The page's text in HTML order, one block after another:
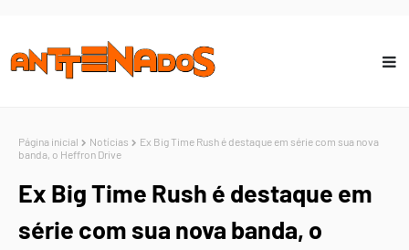
Página inicial Notícias
Ex Big Time Rush é destaque em série com sua nova
banda, o Heffron Drive
Ex Big Time Rush é destaque em
série com sua nova banda, o